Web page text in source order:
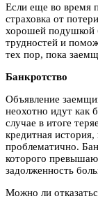
Если еще во время
страховка от
хорошей подушкой
трудностей и
тех пор, пока
Банкротство
Объявление
неохотно идут как
случае в итоге
кредитная
проблематично.
которого
задолженность
Можно ли